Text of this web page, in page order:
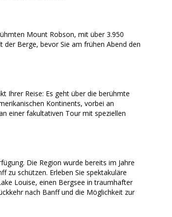
Mount Robson, mit über 3.950
der Berge, bevor Sie am frühen Abend den
Ihrer Reise: Es geht über die berühmte
Kontinents, vorbei an
einer fakultativen Tour mit speziellen
Die Region wurde bereits im Jahre
zu schützen. Erleben Sie spektakuläre
Louise, einen Bergsee in traumhafter
nach Banff und die Möglichkeit zur